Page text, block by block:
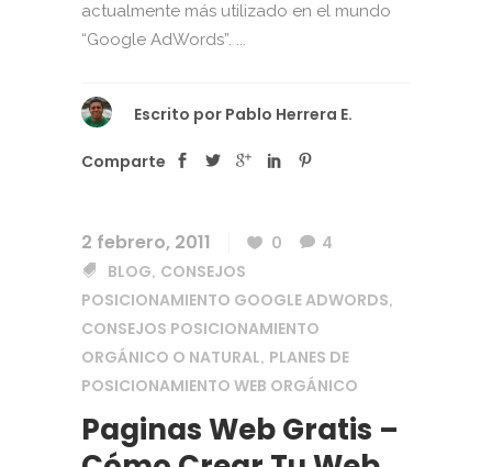
actualmente más utilizado en el mundo
“Google AdWords”. ...
Escrito por Pablo Herrera E.
Comparte
2 febrero, 2011 0
4
BLOG, CONSEJOS
POSICIONAMIENTO GOOGLE ADWORDS,
CONSEJOS POSICIONAMIENTO
ORGÁNICO O NATURAL, PLANES DE
POSICIONAMIENTO WEB ORGÁNICO
Paginas Web Gratis –